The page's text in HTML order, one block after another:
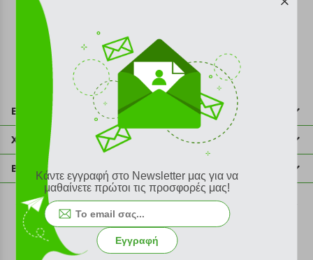
Εγγραφή στο newsletter
Επικοινωνία
211 2000 700
info@plus4u.gr
Χρήσιμες πληροφορίες
Η εταιρία
Σημεία παραλαβής
Ευκαιρίες καριέρας
Όροι χρήσης
Sitemap
Βοήθεια
Εξέλιξη παραγγελίας
Τρόποι παραγγελίας
Τρόποι πληρωμής
Τρόποι αποστολής
©2026 Plus4u.gr
Κάντε εγγραφή στο Newsletter μας για να
μαθαίνετε πρώτοι τις προσφορές μας!
Εγγραφή